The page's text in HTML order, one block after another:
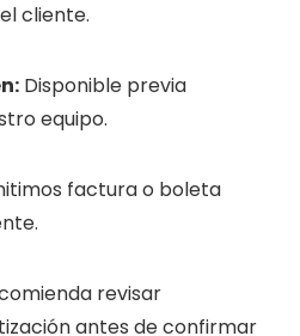
cliente.
Disponible previa
equipo.
factura o boleta
revisar
antes de confirmar